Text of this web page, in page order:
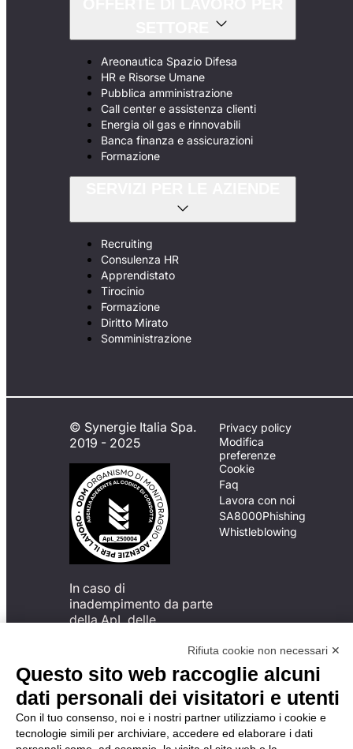
Areonautica Spazio Difesa
HR e Risorse Umane
Pubblica amministrazione
Call center e assistenza clienti
Energia oil gas e rinnovabili
Banca finanza e assicurazioni
Formazione
Recruiting
Consulenza HR
Apprendistato
Tirocinio
Formazione
Diritto Mirato
Somministrazione
© Synergie Italia Spa.
2019 - 2025
In caso di
inadempimento da parte
della ApL delle
del Codice di Condotta, è
possibile presentare un
reclamo
all’Organismo di
Monitoraggio utilizzando
una delle modalità
descritte al seguente
Privacy policy
Modifica
preferenze
Cookie
Faq
Lavora con noi
SA8000Phishing
Whistleblowing
Rifiuta cookie non necessari ✕
Questo sito web raccoglie alcuni
dati personali dei visitatori e utenti
Con il tuo consenso, noi e i nostri partner utilizziamo i cookie e
tecnologie simili per archiviare, accedere ed elaborare i dati